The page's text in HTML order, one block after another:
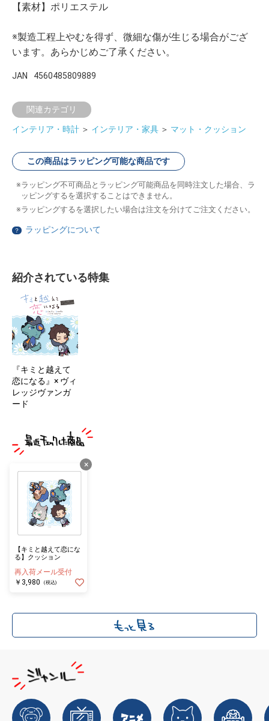
【素材】ポリエステル
※製造工程上やむを得ず、微細な傷が生じる場合がござ
います。あらかじめご了承ください。
JAN 4560485809889
関連カテゴリ
インテリア・時計 ＞ インテリア・家具 ＞ マット・クッション
この商品はラッピング可能な商品です
ラッピング不可商品とラッピング可能商品を同時注文した場合、ラ
ッピングするを選択することはできません。
ラッピングするを選択したい場合は注文を分けてご注文ください。
？ ラッピングについて
紹介されている特集
『キミと越えて
恋になる』× ヴィ
レッジヴァンガ
ード
×
【キミと越えて恋にな
る】クッション
再入荷メール受付
￥3,980
(税込)